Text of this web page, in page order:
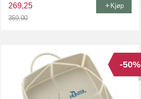
269,25
359,00
Kjøp
-50%